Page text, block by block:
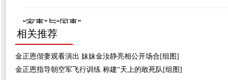
相关推荐
金正恩偕妻观看演出 妹妹金汝静亮相公开场合[组图]
金正恩指导朝空军飞行训练 称建“天上的敢死队[组图]